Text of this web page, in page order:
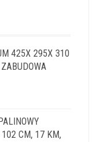
425X 295X 310
CM, 17 KM,